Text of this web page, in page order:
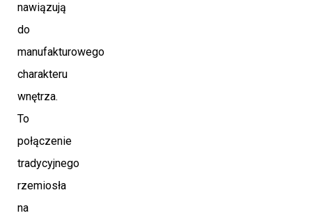
nawiązują
do
manufakturowego
charakteru
wnętrza.
To
połączenie
tradycyjnego
rzemiosła
na